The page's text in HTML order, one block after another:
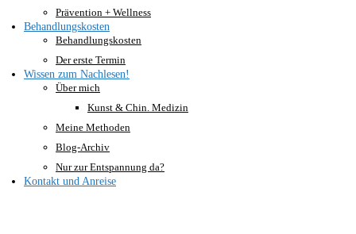
Prävention + Wellness
Behandlungskosten
Behandlungskosten
Der erste Termin
Wissen zum Nachlesen!
Über mich
Kunst & Chin. Medizin
Meine Methoden
Blog-Archiv
Nur zur Entspannung da?
Kontakt und Anreise